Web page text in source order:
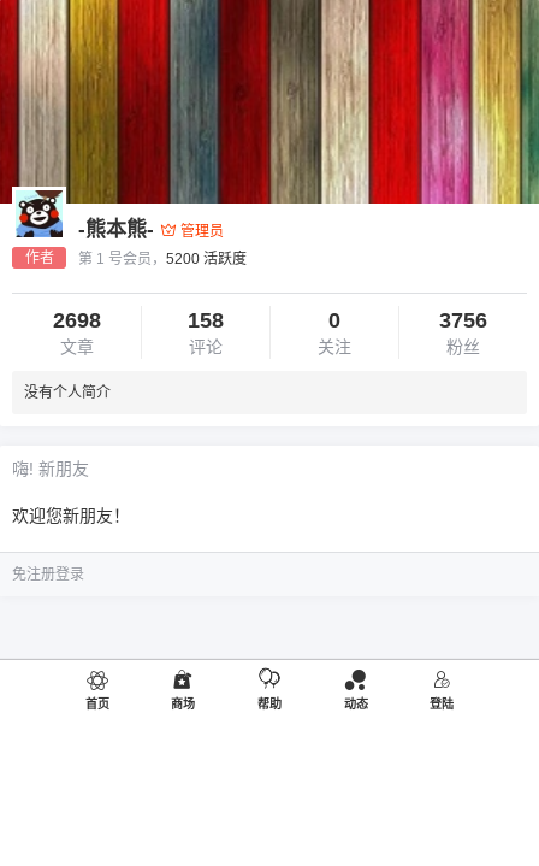
作者
-熊本熊-
管理员
第 1 号会员， 5200 活跃度
2698
文章
158
评论
0
关注
3756
粉丝
没有个人简介
嗨! 新朋友
欢迎您新朋友！
免注册登录
首页 商场 帮助 动态 登陆